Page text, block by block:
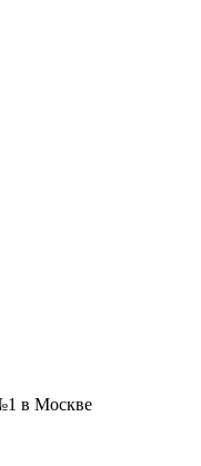
в Москве